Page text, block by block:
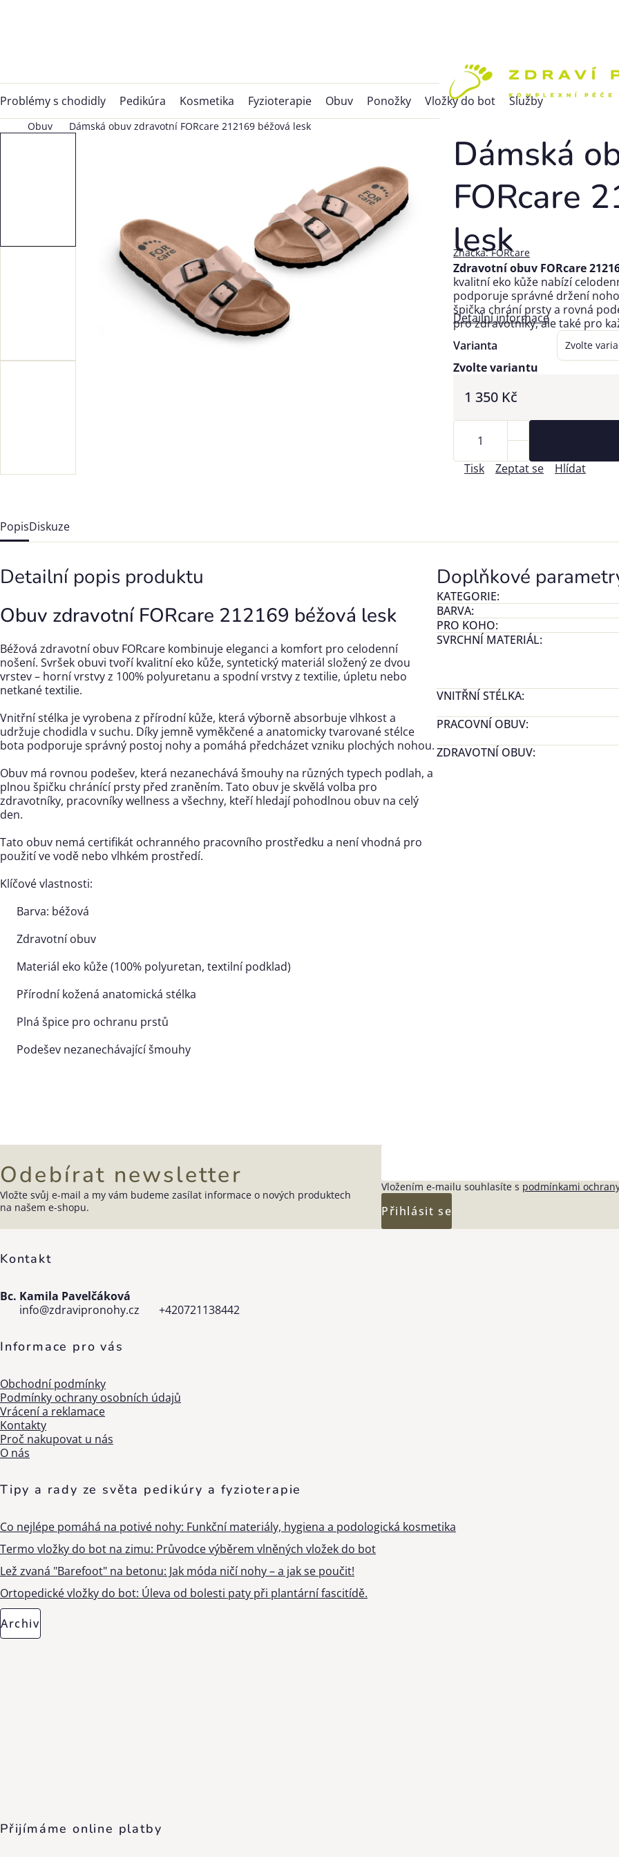
Problémy s chodidly Pedikúra Kosmetika Fyzioterapie Obuv Ponožky Vložky do bot Služby
Obuv Dámská obuv zdravotní FORcare 212169 béžová lesk
Dámská
FORcare
lesk
Značka:FORcare
1 350 Kč
Zvolte variantu
Varianta
Zdravotní obuv FORcare
kvalitní eko kůže nabízí
podporuje správné držení
špička chrání prsty a rovná
pro zdravotníky, ale také pro
Detailní informace
Tisk Zeptat se Hlídat
PopisDiskuze
Detailní popis produktu
Obuv zdravotní FORcare 212169 béžová lesk
Béžová zdravotní obuv FORcare kombinuje eleganci a komfort pro celodenní
nošení. Svršek obuvi tvoří kvalitní eko kůže, syntetický materiál složený ze dvou
vrstev – horní vrstvy z 100% polyuretanu a spodní vrstvy z textilie, úpletu nebo
netkané textilie.
Vnitřní stélka je vyrobena z přírodní kůže, která výborně absorbuje vlhkost a
udržuje chodidla v suchu. Díky jemně vyměkčené a anatomicky tvarované stélce
bota podporuje správný postoj nohy a pomáhá předcházet vzniku plochých nohou.
Obuv má rovnou podešev, která nezanechává šmouhy na různých typech podlah, a
plnou špičku chránící prsty před zraněním. Tato obuv je skvělá volba pro
zdravotníky, pracovníky wellness a všechny, kteří hledají pohodlnou obuv na celý
den.
Tato obuv nemá certifikát ochranného pracovního prostředku a není vhodná pro
použití ve vodě nebo vlhkém prostředí.
Klíčové vlastnosti:
Barva: béžová
Zdravotní obuv
Materiál eko kůže (100% polyuretan, textilní podklad)
Přírodní kožená anatomická stélka
Plná špice pro ochranu prstů
Podešev nezanechávající šmouhy
Doplňkové
KATEGORIE:
BARVA:
PRO KOHO:
SVRCHNÍ MATERIÁL:
VNITŘNÍ STÉLKA:
PRACOVNÍ OBUV:
ZDRAVOTNÍ OBUV:
Zápatí
Kontakt
Bc. Kamila Pavelčáková
info@zdravipronohy.cz +420721138442
Informace pro vás
Obchodní podmínky
Podmínky ochrany osobních údajů
Vrácení a reklamace
Kontakty
Proč nakupovat u nás
O nás
Tipy a rady ze světa pedikúry a fyzioterapie
Co nejlépe pomáhá na potivé nohy: Funkční materiály, hygiena a podologická kosmetika
Termo vložky do bot na zimu: Průvodce výběrem vlněných vložek do bot
Lež zvaná "Barefoot" na betonu: Jak móda ničí nohy – a jak se poučit!
Ortopedické vložky do bot: Úleva od bolesti paty při plantární fascitídě.
Archiv
Přijímáme online platby
Odebírat newsletter
Vložte svůj e-mail a my vám budeme zasílat informace o nových produktech
na našem e-shopu.
Vložením e-mailu souhlasíte s podmínkami
Přihlásit se